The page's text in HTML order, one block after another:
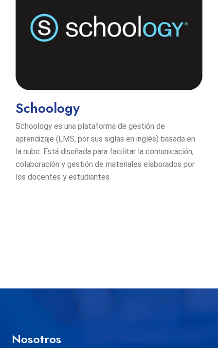
Schoology
Schoology es una plataforma de gestión de
aprendizaje (LMS, por sus siglas en inglés) basada en
la nube. Está diseñada para facilitar la comunicación,
colaboración y gestión de materiales elaborados por
los docentes y estudiantes.
Nosotros